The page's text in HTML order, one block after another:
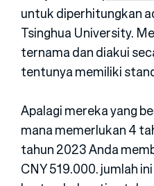
untuk diperhitungkan
Tsinghua University.
ternama dan diakui
tentunya memiliki
Apalagi mereka yang
mana memerlukan 4
tahun 2023 Anda
CNY 519.000. jumlah